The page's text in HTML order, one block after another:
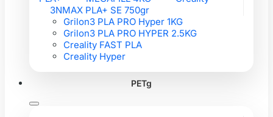
3NMAX PLA+ SE 750gr
Grilon3 PLA PRO Hyper 1KG
Grilon3 PLA PRO HYPER 2.5KG
Creality FAST PLA
Creality Hyper
PETg